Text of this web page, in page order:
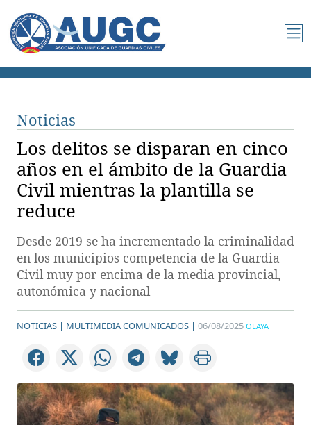
Noticias
Los delitos se disparan en cinco
años en el ámbito de la Guardia
Civil mientras la plantilla se
reduce
Desde 2019 se ha incrementado la criminalidad
en los municipios competencia de la Guardia
Civil muy por encima de la media provincial,
autonómica y nacional
NOTICIAS | MULTIMEDIA COMUNICADOS | 06/08/2025 OLAYA